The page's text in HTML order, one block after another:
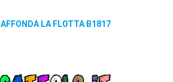
AFFONDA LA FLOTTA B1817